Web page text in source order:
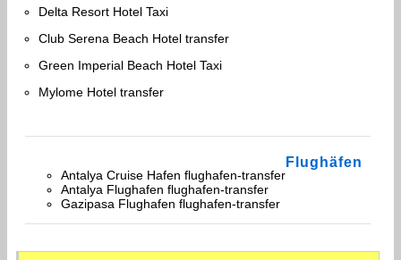
Delta Resort Hotel Taxi
Club Serena Beach Hotel transfer
Green Imperial Beach Hotel Taxi
Mylome Hotel transfer
Flughäfen
Antalya Cruise Hafen flughafen-transfer
Antalya Flughafen flughafen-transfer
Gazipasa Flughafen flughafen-transfer